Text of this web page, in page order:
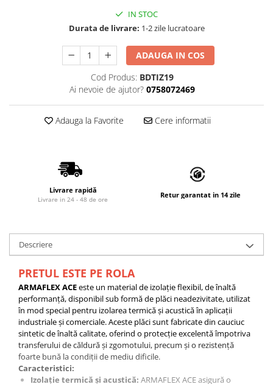
IN STOC
Durata de livrare: 1-2 zile lucratoare
ADAUGA IN COS
Cod Produs: BDTIZ19
Ai nevoie de ajutor? 0758072469
Adauga la Favorite Cere informatii
Livrare rapidă
Livrare in 24 - 48 de ore
Retur garantat in 14 zile
Descriere
PRETUL ESTE PE ROLA
ARMAFLEX ACEeste un material de izolație flexibil, de înaltă
performanță, disponibil sub formă de plăci neadezivitate, utilizat
în mod special pentru izolarea termică și acustică în aplicații
industriale și comerciale. Aceste plăci sunt fabricate din cauciuc
sintetic de înaltă calitate, oferind o protecție excelentă împotriva
transferului de căldură și zgomotului, precum și o rezistență
foarte bună la condiții de mediu dificile.
Caracteristici:
Izolație termică și acustică: ARMAFLEX ACE asigură o